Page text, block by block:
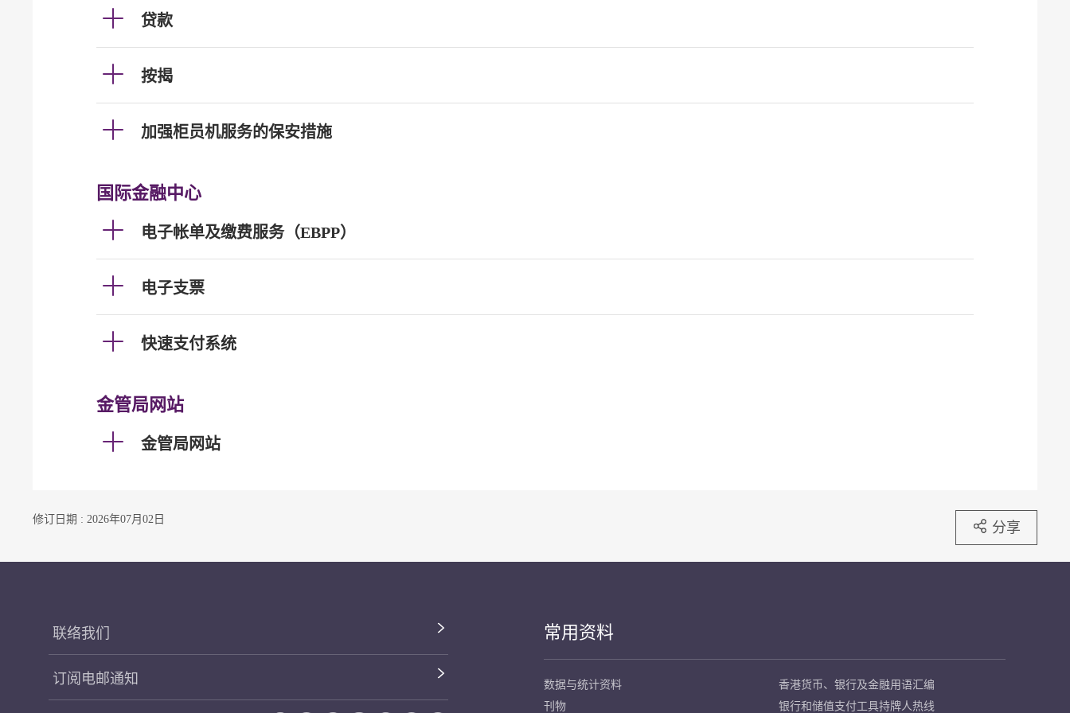
贷款
按揭
加强柜员机服务的保安措施
国际金融中心
电子帐单及缴费服务（EBPP）
电子支票
快速支付系统
金管局网站
金管局网站
修订日期 : 2026年07月02日 分享
联络我们
订阅电邮通知
常用资料
数据与统计资料
刊物
香港货币、银行及金融用语汇编
银行和储值支付工具持牌人热线